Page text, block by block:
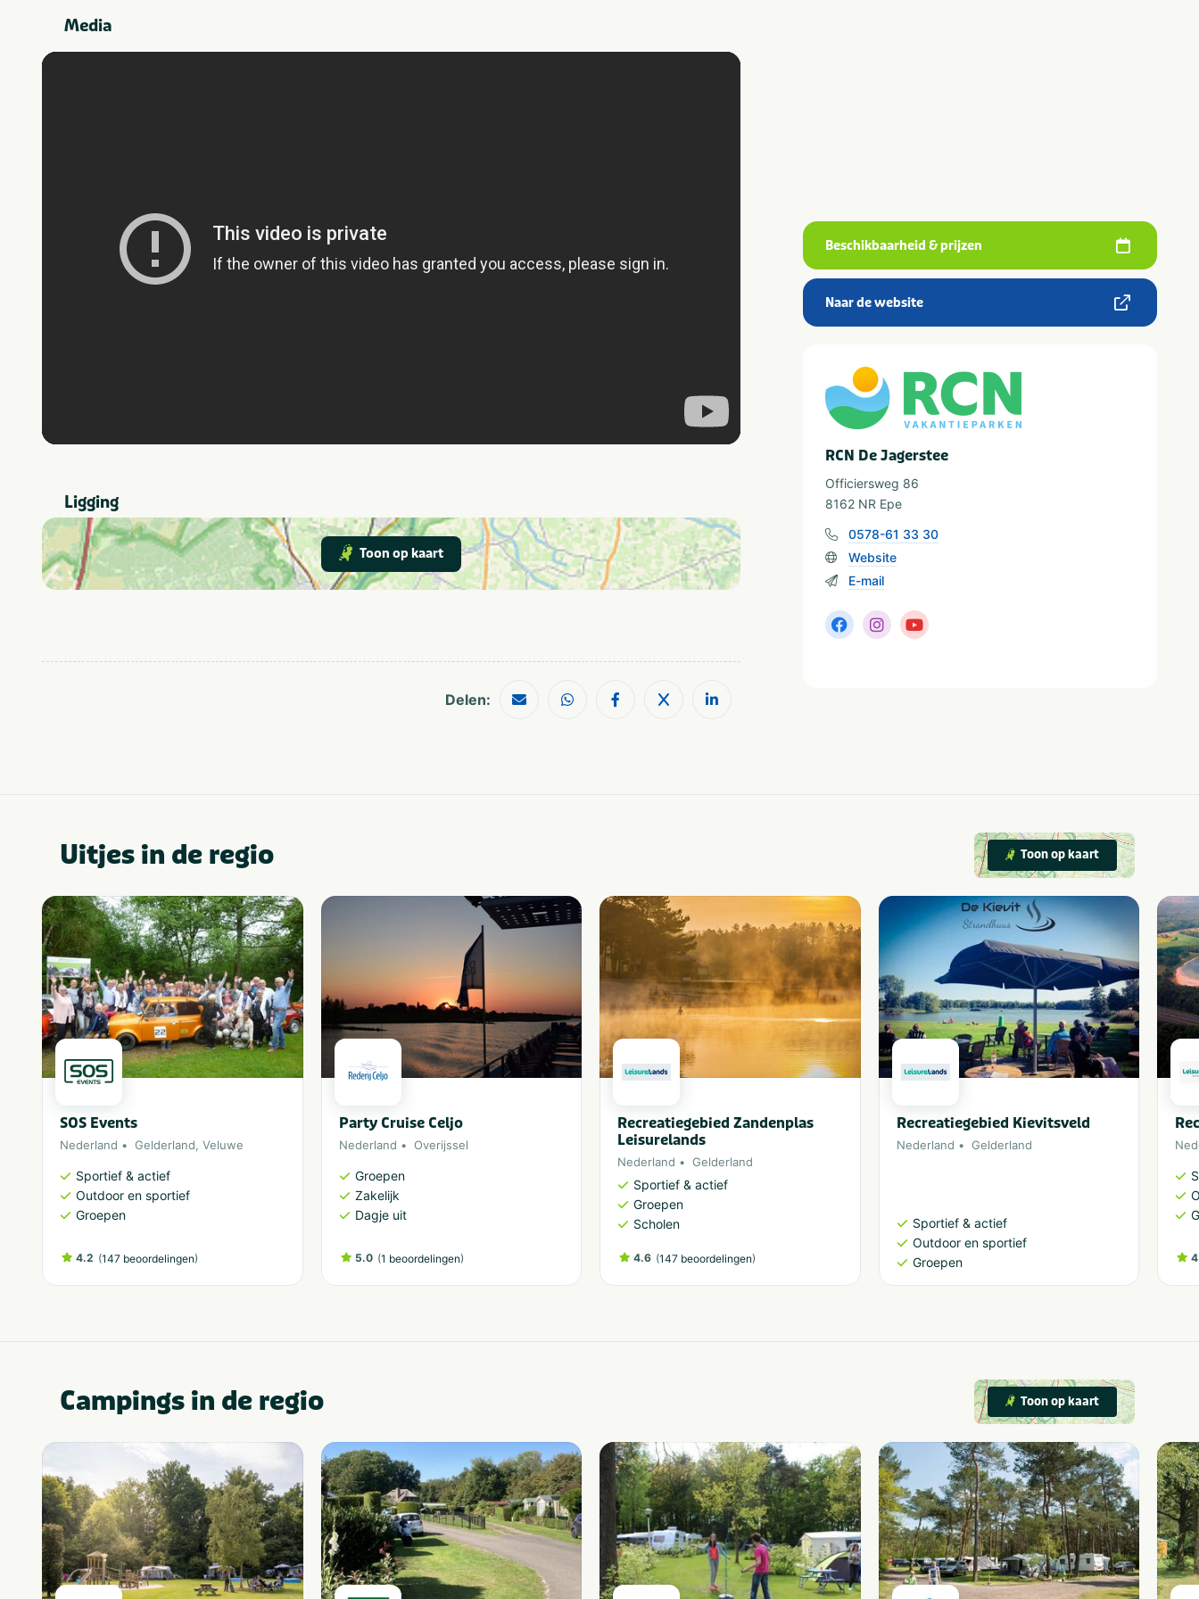
Media
Ligging
Toon op kaart
Delen:
Beschikbaarheid & prijzen
Naar de website
RCN De Jagerstee
Officiersweg 86
8162 NR Epe
0578-61 33 30
Website
E-mail
Uitjes in de regio Toon op kaart
SOS Events
Nederland Gelderland, Veluwe
Sportief & actief
Outdoor en sportief
Groepen
4.2 (147 beoordelingen)
Party Cruise Celjo
Nederland Overijssel
Groepen
Zakelijk
Dagje uit
5.0 (1 beoordelingen)
Recreatiegebied Zandenplas
Leisurelands
Nederland Gelderland
Sportief & actief
Groepen
Scholen
4.6 (147 beoordelingen)
Recreatiegebied Kievitsveld
Nederland Gelderland
Sportief & actief
Outdoor en sportief
Groepen
Campings in de regio Toon op kaart